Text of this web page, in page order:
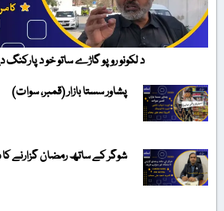
د لکونو روپو گاڑے ساتو خو د پارکنگ
پشاور سستا بازار (قمبر، سوات)
شوگر کے ساتھ رمضان گزارنے